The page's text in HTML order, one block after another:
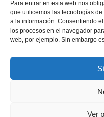
Para entrar en esta web nos
que utilicemos las tecnologías
a la información. Consentiendo
los procesos en el navegador
web, por ejemplo. Sin embargo
Ver